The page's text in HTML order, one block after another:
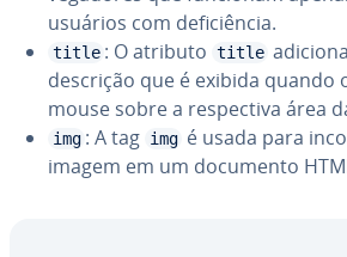
usuários com de­fi­ci­ên­cia.
title : O atributo title
descrição que é exibida quando
mouse sobre a res­pec­tiva área
img : A tag img é usada para
imagem em um documento